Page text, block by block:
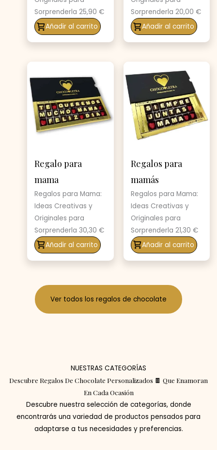
Sorprenderla25,90€
Añadir al carrito
Sorprenderla 20,00 €
Añadir al carrito
Regalo para
mama
Regalos para Mama:
Ideas Creativas y
Originales para
Sorprenderla30,30€
Añadir al carrito
Regalos para
mamás
Regalos para Mama:
Ideas Creativas y
Originales para
Sorprenderla 21,30 €
Añadir al carrito
Ver todos los regalos de chocolate
NUESTRAS CATEGORÍAS
Descubre Regalos De Chocolate Personalizados 🍫 Que Enamoran
En Cada Ocasión
Descubre nuestra selección de categorías, donde
encontrarás una variedad de productos pensados para
adaptarse a tus necesidades y preferencias.